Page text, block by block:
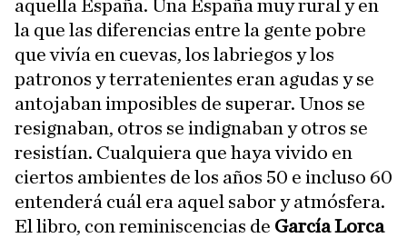
aquella España. Una España muy rural y en
la que las diferencias entre la gente pobre
que vivía en cuevas, los labriegos y los
patronos y terratenientes eran agudas y se
antojaban imposibles de superar. Unos se
resignaban, otros se indignaban y otros se
resistían. Cualquiera que haya vivido en
ciertos ambientes de los años 50 e incluso 60
entenderá cuál era aquel sabor y atmósfera.
El libro, con reminiscencias de García Lorca